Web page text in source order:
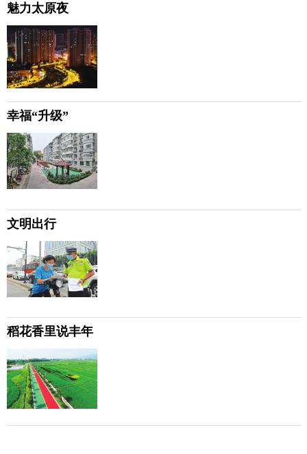
魅力太原夜
幸福“升级”
文明出行
稻花香里说丰年